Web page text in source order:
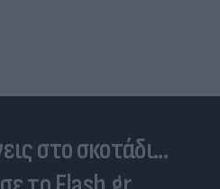
στο σκοτάδι...